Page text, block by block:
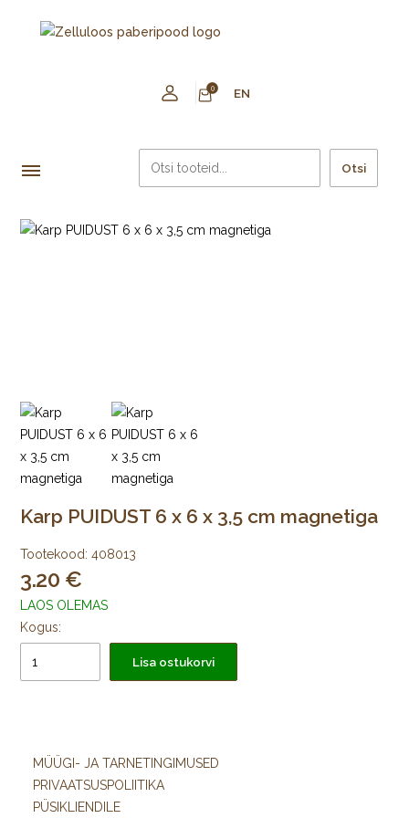
0 EN
Otsi
Karp PUIDUST 6 x 6 x 3,5 cm magnetiga
Tootekood: 408013
3.20
LAOS OLEMAS
Kogus:
Lisa ostukorvi
MÜÜGI- JA TARNETINGIMUSED
PRIVAATSUSPOLIITIKA
PÜSIKLIENDILE